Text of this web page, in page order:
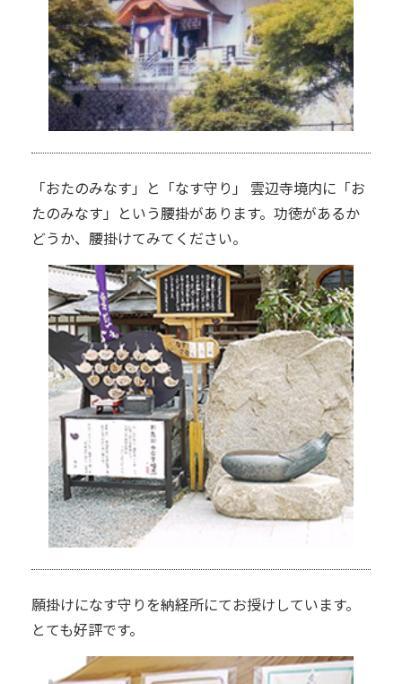
「おたのみなす」と「なす守り」 雲辺寺境内に「お
たのみなす」という腰掛があります。功徳があるか
どうか、腰掛けてみてください。
願掛けになす守りを納経所にてお授けしています。
とても好評です。